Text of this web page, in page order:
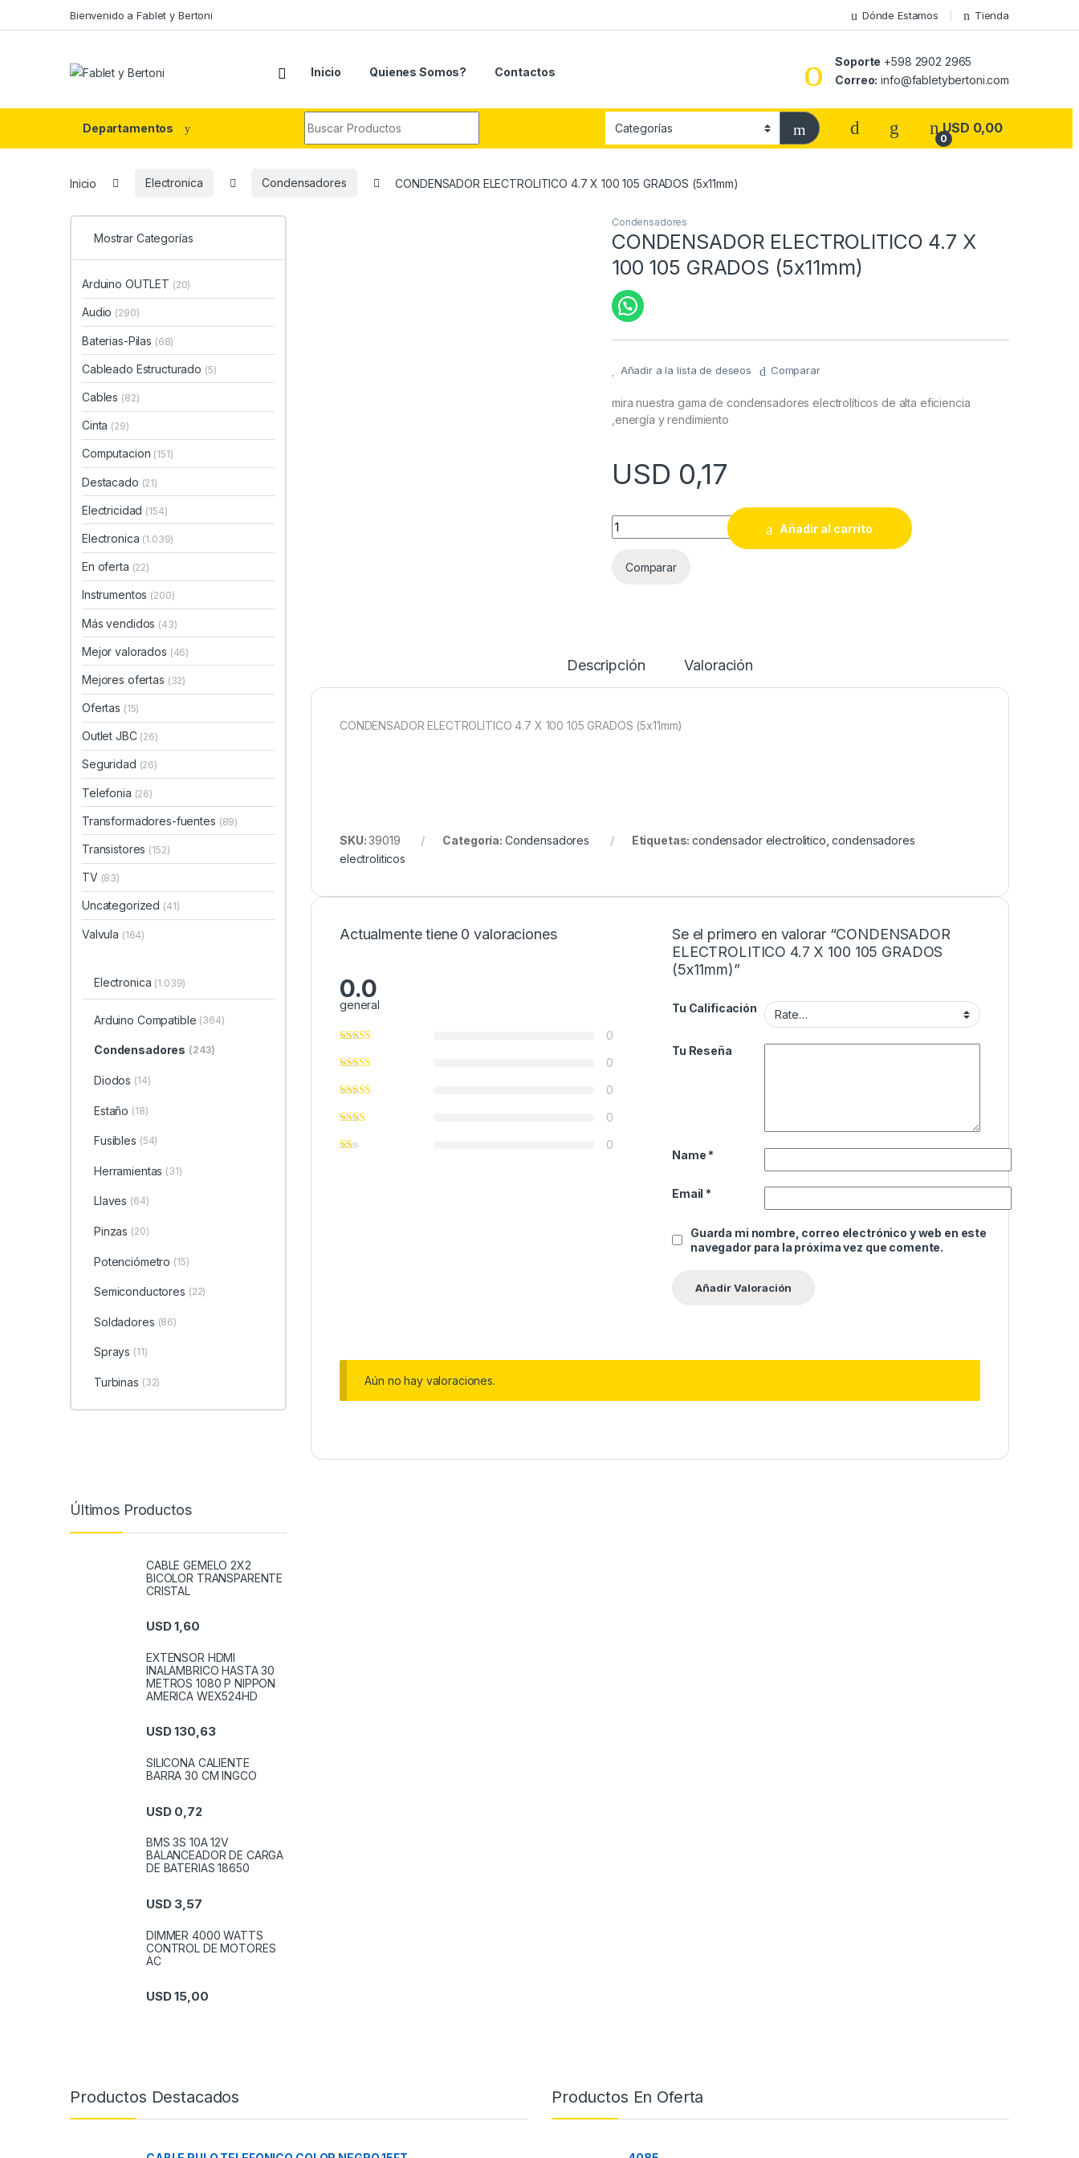
Bienvenido a Fablet y Bertoni Dónde Estamos Tienda
Inicio Quienes Somos? Contactos
Soporte +598 2902 2965
Correo: info@fabletybertoni.com
Departamentos
0
USD 0,00
Inicio Electronica Condensadores CONDENSADOR ELECTROLITICO 4.7 X 100 105 GRADOS (5x11mm)
Condensadores
CONDENSADOR ELECTROLITICO 4.7 X
100 105 GRADOS (5x11mm)
Añadir a la lista de deseos Comparar
mira nuestra gama de condensadores electrolíticos de alta eficiencia
,energía y rendimiento
USD 0,17
CONDENSADOR ELECTROLITICO 4.7 X 100 105 GRADOS (5x11mm) quantity
Añadir al carrito
Comparar
Descripción Valoración
CONDENSADOR ELECTROLITICO 4.7 X 100 105 GRADOS (5x11mm)
SKU:39019 Categoría: Condensadores Etiquetas:condensador electrolitico,condensadores
electroliticos
Actualmente tiene 0 valoraciones
0.0
general
0
0
0
0
0
Se el primero en valorar “CONDENSADOR
ELECTROLITICO 4.7 X 100 105 GRADOS
(5x11mm)”
Tu Calificación
Tu Reseña
Name *
Email *
Guarda mi nombre, correo electrónico y web en este
navegador para la próxima vez que comente.
Aún no hay valoraciones.
Mostrar Categorías
Arduino OUTLET (20)
Audio (290)
Baterias-Pilas (68)
Cableado Estructurado (5)
Cables (82)
Cinta (29)
Computacion (151)
Destacado (21)
Electricidad (154)
Electronica (1.039)
En oferta (22)
Instrumentos (200)
Más vendidos (43)
Mejor valorados (46)
Mejores ofertas (32)
Ofertas (15)
Outlet JBC (26)
Seguridad (26)
Telefonia (26)
Transformadores-fuentes (89)
Transistores (152)
TV (83)
Uncategorized (41)
Valvula (164)
Electronica (1.039)
Arduino Compatible (364)
Condensadores (243)
Diodos (14)
Estaño (18)
Fusibles (54)
Herramientas (31)
Llaves (64)
Pinzas (20)
Potenciómetro (15)
Semiconductores (22)
Soldadores (86)
Sprays (11)
Turbinas (32)
Últimos Productos
CABLE GEMELO 2X2
BICOLOR TRANSPARENTE
CRISTAL
USD1,60
EXTENSOR HDMI
INALAMBRICO HASTA 30
METROS 1080 P NIPPON
AMERICA WEX524HD
USD130,63
SILICONA CALIENTE
BARRA 30 CM INGCO
USD0,72
BMS 3S 10A 12V
BALANCEADOR DE CARGA
DE BATERIAS 18650
USD3,57
DIMMER 4000 WATTS
CONTROL DE MOTORES
AC
USD15,00
Productos Destacados Productos En Oferta